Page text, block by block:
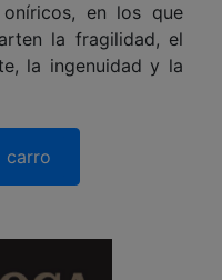
en los que
la fragilidad, el
la ingenuidad y la
carro